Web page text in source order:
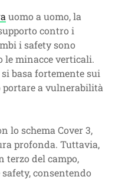
uomo a uomo, la
contro i
i safety sono
le minacce verticali.
basa fortemente sui
a vulnerabilità
lo schema Cover 3,
profonda. Tuttavia,
terzo del campo,
consentendo